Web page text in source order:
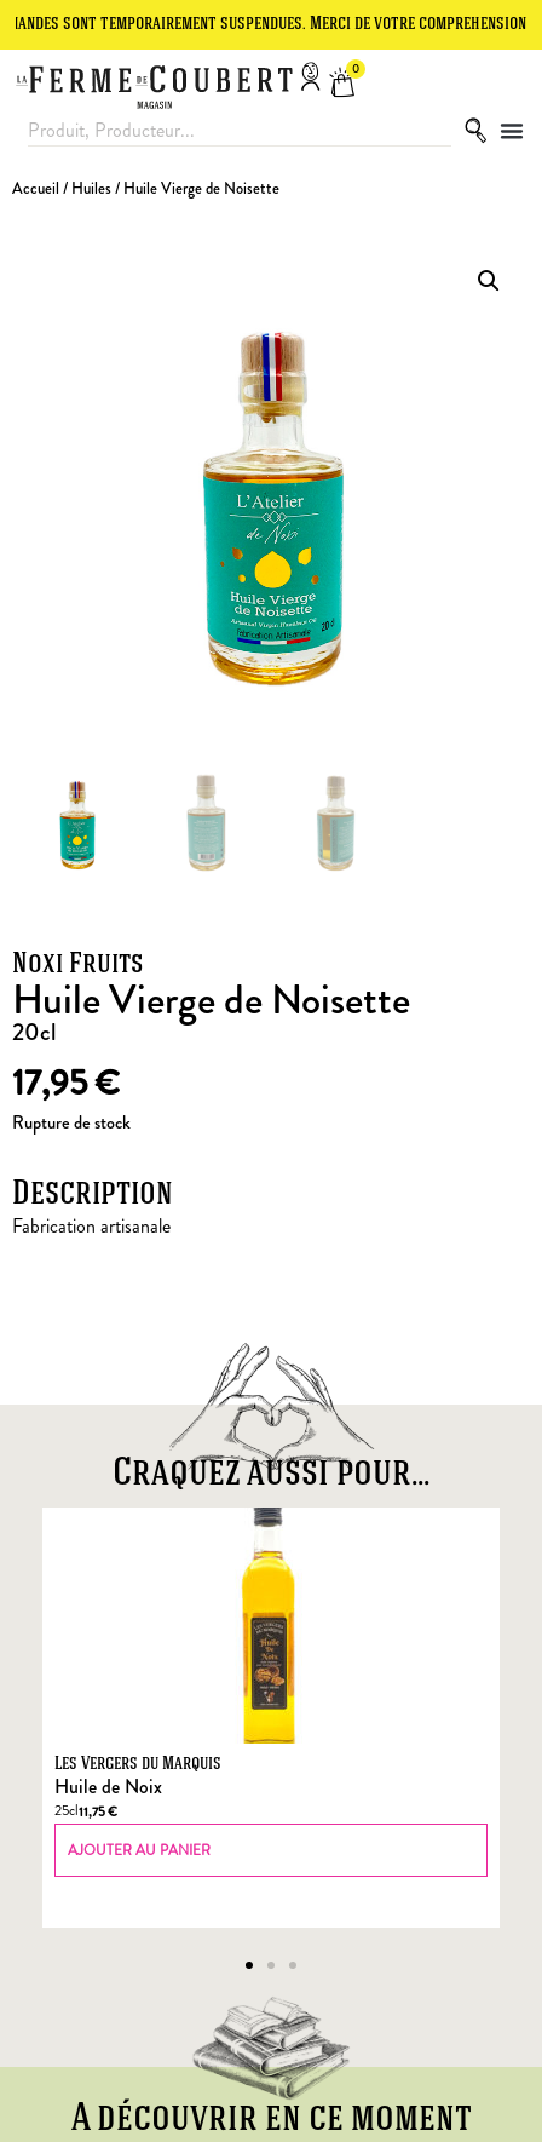
temporairement suspendues. Merci de votre compréhension. Le
0
Accueil / Huiles/ Huile Vierge de Noisette
Noxi Fruits
Huile Vierge de Noisette
20cl
17,95€
Rupture de stock
Description
Fabrication artisanale
Craquez aussi pour...
Les Vergers du Marquis
Huile de Noix
25cl11,75€
AJOUTER AU PANIER
A découvrir en ce moment